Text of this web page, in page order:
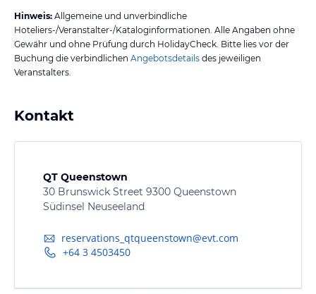
Hinweis: Allgemeine und unverbindliche
Hoteliers-/Veranstalter-/Kataloginformationen. Alle Angaben ohne
Gewähr und ohne Prüfung durch HolidayCheck. Bitte lies vor der
Buchung die verbindlichen Angebotsdetails des jeweiligen
Veranstalters.
Kontakt
QT Queenstown
30 Brunswick Street 9300 Queenstown
Südinsel Neuseeland
reservations_qtqueenstown@evt.com
+64 3 4503450